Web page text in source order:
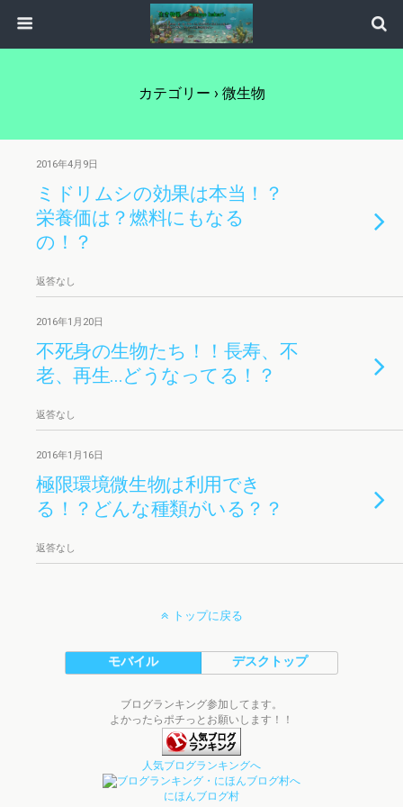
カテゴリー › 微生物
2016年4月9日
ミドリムシの効果は本当！？
栄養価は？燃料にもなる
の！？
返答なし
2016年1月20日
不死身の生物たち！！長寿、不
老、再生…どうなってる！？
返答なし
2016年1月16日
極限環境微生物は利用でき
る！？どんな種類がいる？？
返答なし
トップに戻る
モバイル デスクトップ
ブログランキング参加してます。
よかったらポチっとお願いします！！
人気ブログランキングへ
にほんブログ村